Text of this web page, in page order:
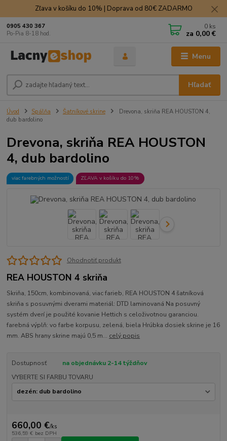
Zľava v košíku do 10% | Doprava od 80€ ZADARMO
Menu
Hľadať
0905 430 367
Po-Pia 8-18 hod.
0 ks
za 0,00 €
Úvod Spálňa Šatníkové skrine
Drevona, skriňa REA HOUSTON 4,
dub bardolino
Drevona, skriňa REA HOUSTON
4, dub bardolino
viac farebných možností ZĽAVA v košíku do 10%
Ohodnotiť produkt
REA HOUSTON 4 skriňa
Skriňa, 150cm, kombinovaná, viac farieb, REA HOUSTON 4 šatníková
skriňa s posuvnými dverami materiál: DTD laminovaná Na posuvný
systém dverí je použité kovanie Hettich s celoživotnou garanciou.
farebná výplň: vo farbe korpusu, zelená, biela Hrúbka dosiek skrine je 16
mm. ABS hrany skrine majú 0,5 m... celý popis
Dostupnosť
na objednávku 2-14 týždňov
VYBERTE SI FARBU TOVARU
660,00 €/ks
536,59 € bez DPH